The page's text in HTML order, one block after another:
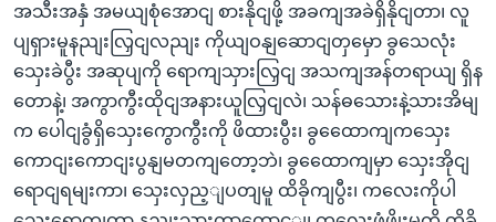
အသီးအနှံ အမယျစုံအောငျ စားနိုငျဖို့ အခကျအခဲရှိနိုငျတာ၊ လူ
ပျရှားမူနညျးလြှငျလညျး ကိုယျဝနျဆောငျတှမှော ခွသေလုံး
သှေးခဲပွီး အဆုပျကို ရောကျသှားလြှငျ အသကျအန်တရာယျ ရှိန
တောနဲ့၊ အကွာကွီးထိုငျအနားယူလြှငျလဲ၊ သန်ဓသေားနဲ့သားအိမျ
က ပေါငျခွံရှိသှေးကွောကွီးကို ဖိထားပွီး၊ ခွထေောကျကသှေး
ကောငျးကောငျးပွနျမတကျတော့ဘဲ၊ ခွထေောကျမှာ သှေးအိုငျ
ရောငျရမျးကာ၊ သှေးလှည့ျပတျမူ ထိခိုကျပွီး၊ ကလေးကိုပါ